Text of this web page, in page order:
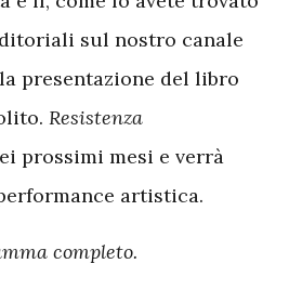
sul nostro canale
presentazione del libro
Resistenza
prossimi mesi e verrà
artistica.
completo.